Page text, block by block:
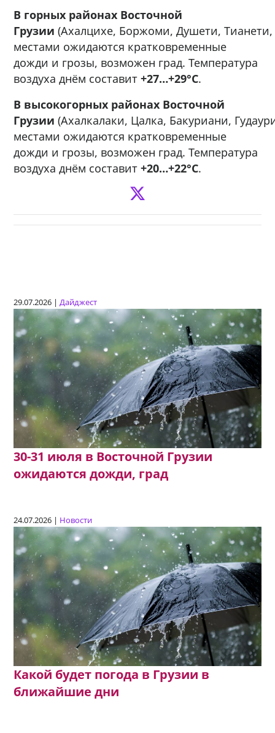
В горных районах Восточной
Грузии (Ахалцихе, Боржоми, Душети, Тианети,
местами ожидаются кратковременные
дожди и грозы, возможен град. Температура
воздуха днём составит+27…+29°C.
В высокогорных районах Восточной
Грузии (Ахалкалаки, Цалка, Бакуриани,
местами ожидаются кратковременные
дожди и грозы, возможен град. Температура
воздуха днём составит+20…+22°C.
29.07.2026 |Дайджест
30-31 июля в Восточной Грузии
ожидаются дожди, град
24.07.2026 | Новости
Какой будет погода в Грузии в
ближайшие дни